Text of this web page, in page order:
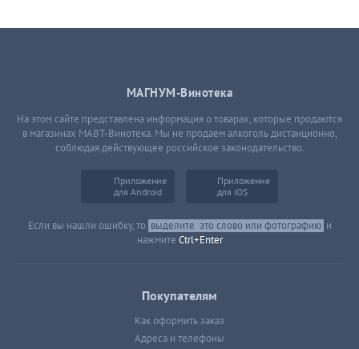
МАГНУМ-Винотека
На этом сайте представлена информация о товарах, которые продаются
в магазинах МАВТ-Винотека. Мы не продаем алкоголь дистанционно,
соблюдая действующее российское законодательство.
Приложение
для Android
Приложение
для iOS
Если вы нашли ошибку, то выделите это слово или фотографию и
нажмите Ctrl+Enter
Покупателям
Как оформить заказ
Адреса и телефоны